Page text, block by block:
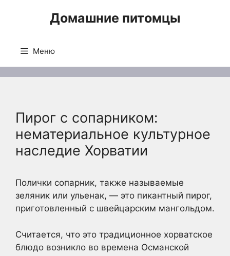
Домашние питомцы
Меню
Пирог с сопарником:
нематериальное культурное
наследие Хорватии
Полички сопарник, также называемые
зеляник или ульенак, — это пикантный пирог,
приготовленный с швейцарским мангольдом.
Считается, что это традиционное хорватское
блюдо возникло во времена Османской